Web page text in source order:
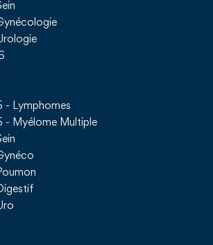
- Lymphomes
- Myélome Multiple